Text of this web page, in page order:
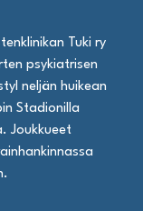
Tuki ry
psykiatrisen
neljän huikean
Stadionilla
Joukkueet